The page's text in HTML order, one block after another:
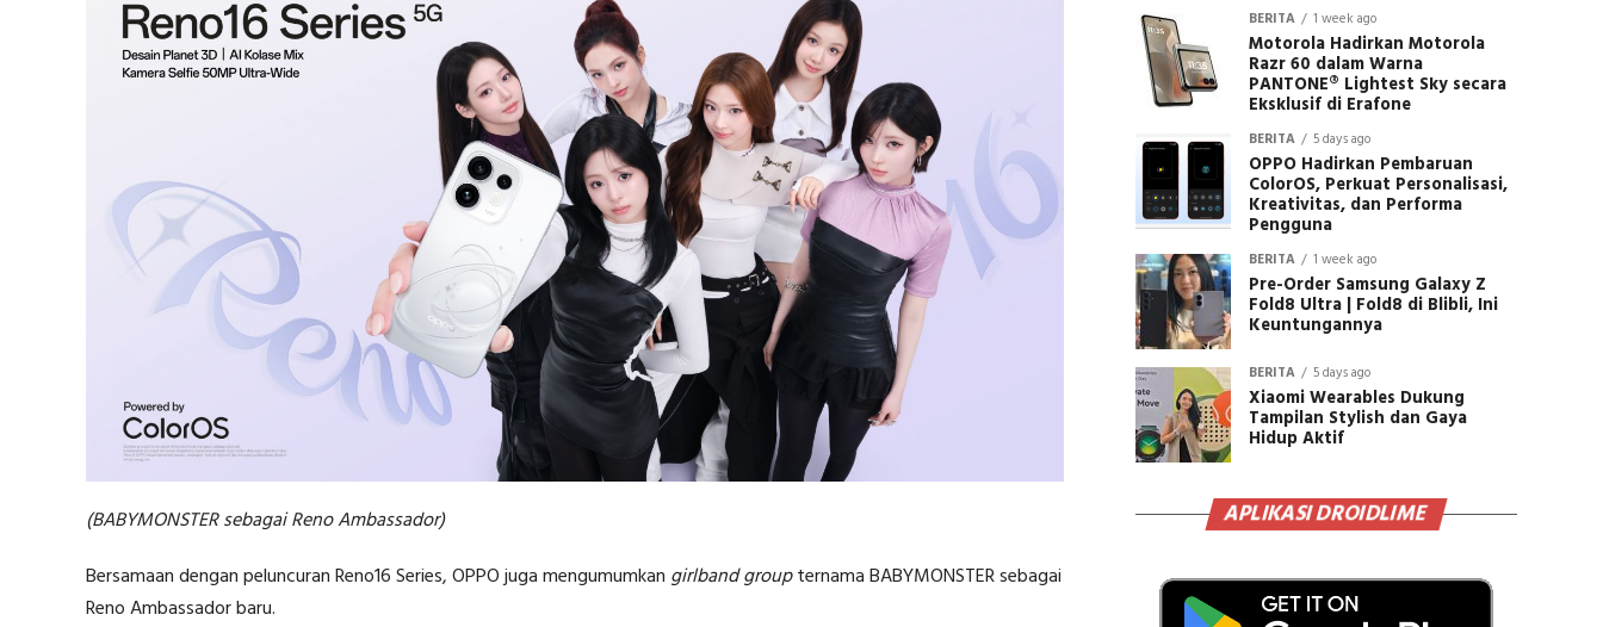
(BABYMONSTER sebagai Reno Ambassador)
Bersamaan dengan peluncuran Reno16 Series, OPPO juga mengumumkan girlband groupternama BABYMONSTER sebagai
Reno Ambassador baru.
BERITA 1 week ago
Motorola Hadirkan Motorola
Razr 60 dalam Warna
PANTONE® Lightest Sky secara
Eksklusif di Erafone
BERITA 5 days ago
OPPO Hadirkan Pembaruan
ColorOS, Perkuat Personalisasi,
Kreativitas, dan Performa
Pengguna
BERITA 1 week ago
Pre-Order Samsung Galaxy Z
Fold8 Ultra | Fold8 di Blibli, Ini
Keuntungannya
BERITA 5 days ago
Xiaomi Wearables Dukung
Tampilan Stylish dan Gaya
Hidup Aktif
APLIKASI DROIDLIME